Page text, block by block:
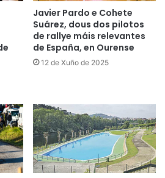
Javier Pardo e Cohete
Suárez, dous dos pilotos
de rallye máis relevantes
de España, en Ourense
12 de Xuño de 2025